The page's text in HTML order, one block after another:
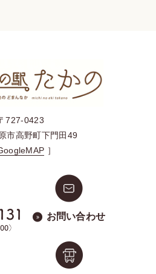
727-0423
市高野町下門田49
］
お問い合わせ